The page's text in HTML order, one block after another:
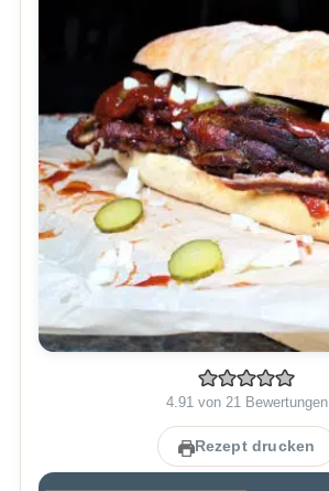
4.91 von 21 Bewertungen
Rezept drucken